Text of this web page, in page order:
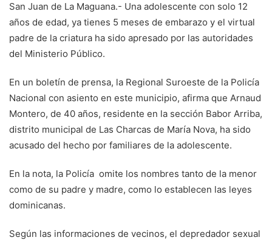
San Juan de La Maguana.- Una adolescente con solo 12
años de edad, ya tienes 5 meses de embarazo y el virtual
padre de la criatura ha sido apresado por las autoridades
del Ministerio Público.
En un boletín de prensa, la Regional Suroeste de la Policía
Nacional con asiento en este municipio, afirma que Arnaud
Montero, de 40 años, residente en la sección Babor Arriba,
distrito municipal de Las Charcas de María Nova, ha sido
acusado del hecho por familiares de la adolescente.
En la nota, la Policía omite los nombres tanto de la menor
como de su padre y madre, como lo establecen las leyes
dominicanas.
Según las informaciones de vecinos, el depredador sexual